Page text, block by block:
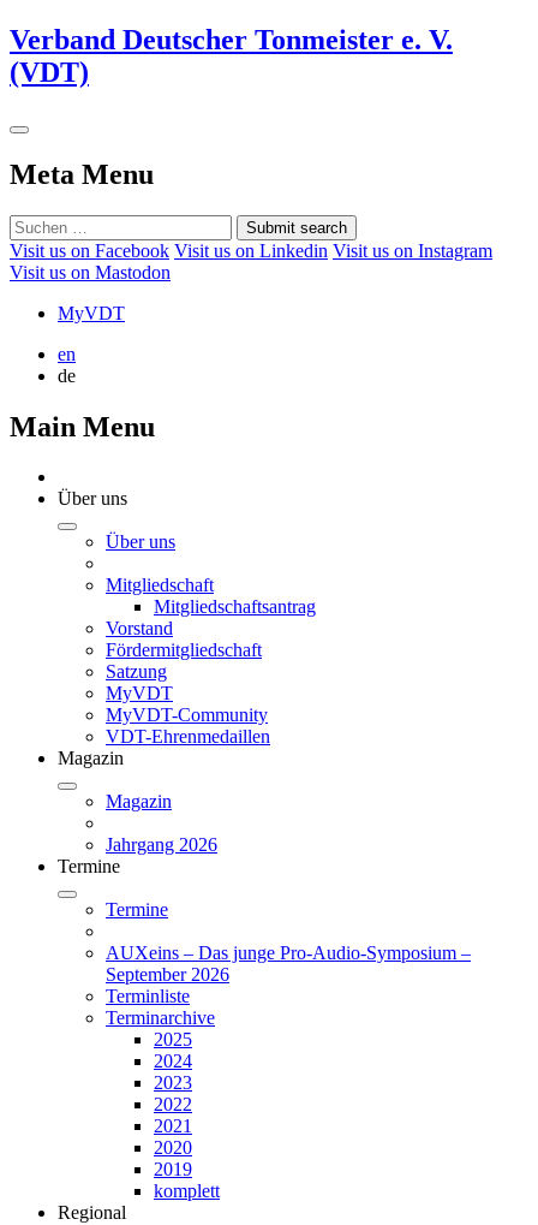
Verband Deutscher Tonmeister e. V.
(VDT)
Meta Menu
Submit search
Visit us on Facebook Visit us on Linkedin Visit us on Instagram
Visit us on Mastodon
MyVDT
en
de
Main Menu
Über uns
Über uns
Mitgliedschaft
Mitgliedschaftsantrag
Vorstand
Fördermitgliedschaft
Satzung
MyVDT
MyVDT-Community
VDT-Ehrenmedaillen
Magazin
Magazin
Jahrgang 2026
Termine
Termine
AUXeins – Das junge Pro-Audio-Symposium –
September 2026
Terminliste
Terminarchive
2025
2024
2023
2022
2021
2020
2019
komplett
Regional